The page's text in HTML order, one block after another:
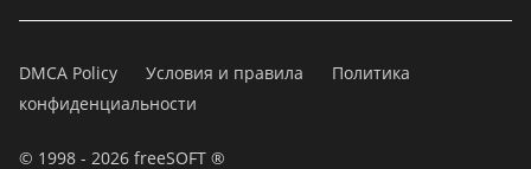
DMCA Policy Условия и правила
Политика
конфиденциальности
© 1998 - 2026 freeSOFT ®